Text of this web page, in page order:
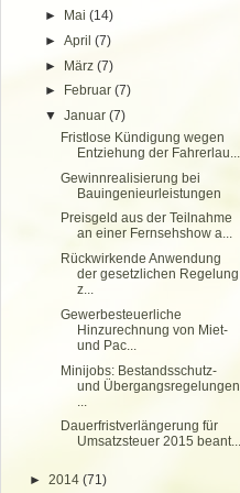
► Mai(14)
►April(7)
► März(7)
►
Februar(7)
▼Januar(7)
Fristlose Kündigung wegen
Entziehung der Fahrerlau...
Gewinnrealisierung bei
Bauingenieurleistungen
Preisgeld aus der Teilnahme
an einer Fernsehshow a...
Rückwirkende Anwendung
der gesetzlichen Regelung
z...
Gewerbesteuerliche
Hinzurechnung von Miet-
und Pac...
Minijobs: Bestandsschutz-
und Übergangsregelungen
Dauerfristverlängerung für
Umsatzsteuer 2015 beant...
► 2014 (71)